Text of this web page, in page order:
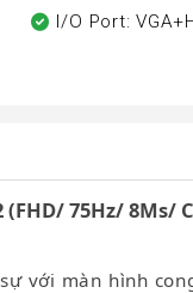
I/O Port:
(FHD/ 75Hz/ 8Ms/
với màn hình